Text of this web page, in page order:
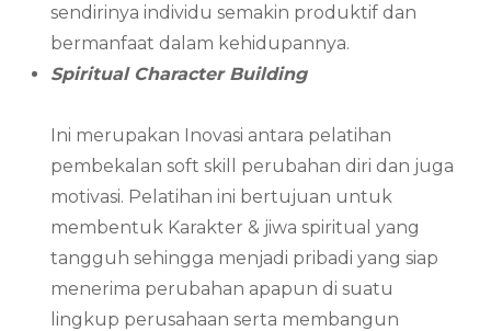
sendirinya individu semakin produktif dan
bermanfaat dalam kehidupannya.
Spiritual Character Building
Ini merupakan Inovasi antara pelatihan
pembekalan soft skill perubahan diri dan juga
motivasi. Pelatihan ini bertujuan untuk
membentuk Karakter & jiwa spiritual yang
tangguh sehingga menjadi pribadi yang siap
menerima perubahan apapun di suatu
lingkup perusahaan serta membangun